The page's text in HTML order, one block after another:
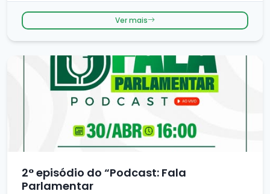
Ver mais
2° episódio do “Podcast: Fala
Parlamentar